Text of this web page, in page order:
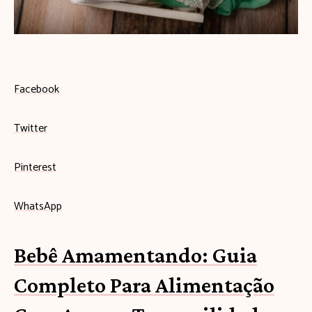
s
e
b
e
ê
c
m
e
ç
Facebook
Twitter
Pinterest
WhatsApp
Bebê Amamentando: Guia
Completo Para Alimentação